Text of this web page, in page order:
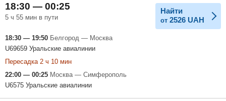
18:30 — 00:25
5 ч 55 мин в пути
Найти
от 2526 UAH
18:30 — 19:50 Белгород — Москва
U69659 Уральские авиалинии
Пересадка 2 ч 10 мин
22:00 — 00:25 Москва — Симферополь
U6575 Уральские авиалинии